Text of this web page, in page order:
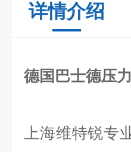
详情介绍
德国巴士德压
上海维特锐专